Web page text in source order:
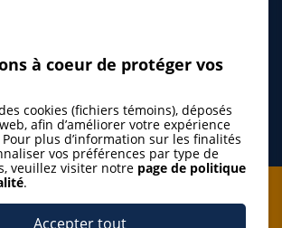
à l'infolettre
à coeur de protéger vos
cookies (fichiers témoins), déposés
afin d’améliorer votre expérience
plus d’information sur les finalités
vos préférences par type de
veuillez visiter notre page de politique
.
Accepter tout